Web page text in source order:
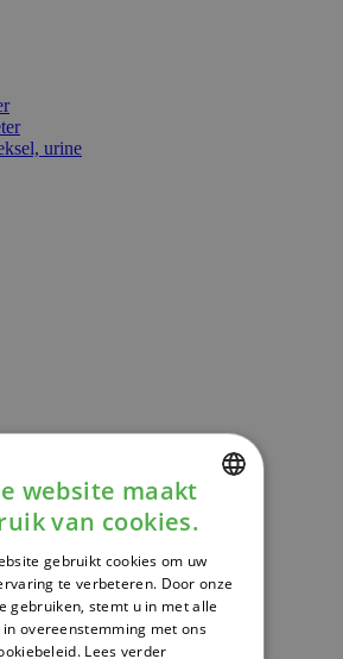
urine
DUTCH
FRENCH
ENGLISH
website maakt
van cookies.
gebruikt cookies om uw
te verbeteren. Door onze
gebruiken, stemt u in met alle
in overeenstemming met ons
Lees verder